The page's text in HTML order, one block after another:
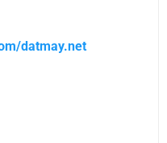
datmay.net